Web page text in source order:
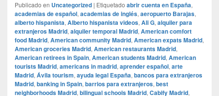
Publicado en Uncategorized | Etiquetado abrir cuenta en España,
academias de español, academias de inglés, aeropuerto Barajas,
alberto hispanista, Alberto hispanista videos, Ali G, alquiler para
extranjeros Madrid, alquiler temporal Madrid, American comfort
food Madrid, American community Madrid, American expats Madrid,
American groceries Madrid, American restaurants Madrid,
American retirees in Spain, American students Madrid, American
tourists Madrid, americans in madrid, aprender español, arte
Madrid, Ávila tourism, ayuda legal España, bancos para extranjeros
Madrid, banking in Spain, barrios para extranjeros, best
neighborhoods Madrid, bilingual schools Madrid, Cabify Madrid,